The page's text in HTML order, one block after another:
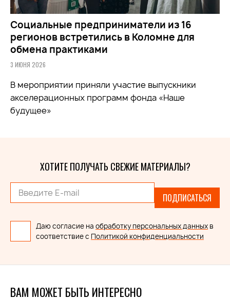
Социальные предприниматели из 16
регионов встретились в Коломне для
обмена практиками
3 ИЮНЯ 2026
В мероприятии приняли участие выпускники
акселерационных программ фонда «Наше
будущее»
ХОТИТЕ ПОЛУЧАТЬ СВЕЖИЕ МАТЕРИАЛЫ?
ПОДПИСАТЬСЯ
Даю согласие на обработку персональных данных в
соответствие с Политикой конфиденциальности
ВАМ МОЖЕТ БЫТЬ ИНТЕРЕСНО